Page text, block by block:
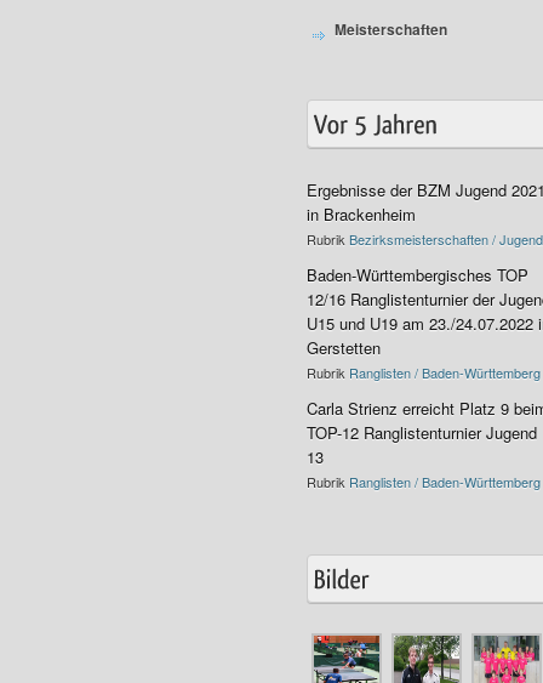
Meisterschaften
Ergebnisse der BZM Jugend
in Brackenheim
Rubrik Bezirksmeisterschaften / Jugend
Baden-Württembergisches TOP
12/16 Ranglistenturnier der
U15 und U19 am 23./24.07.2022
Gerstetten
Rubrik Ranglisten / Baden-Württemberg
Carla Strienz erreicht Platz 9
TOP-12 Ranglistenturnier Jugend
13
Rubrik Ranglisten / Baden-Württemberg